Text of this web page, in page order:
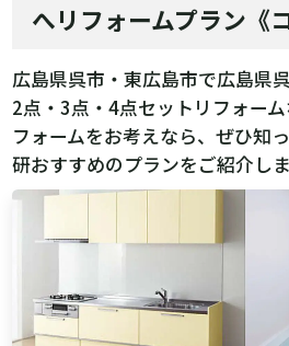
へリフォームプラン《
広島県呉市・東広島市で広島県
2点・3点・4点セットリフォー
フォームをお考えなら、ぜひ知
研おすすめのプランをご紹介しま